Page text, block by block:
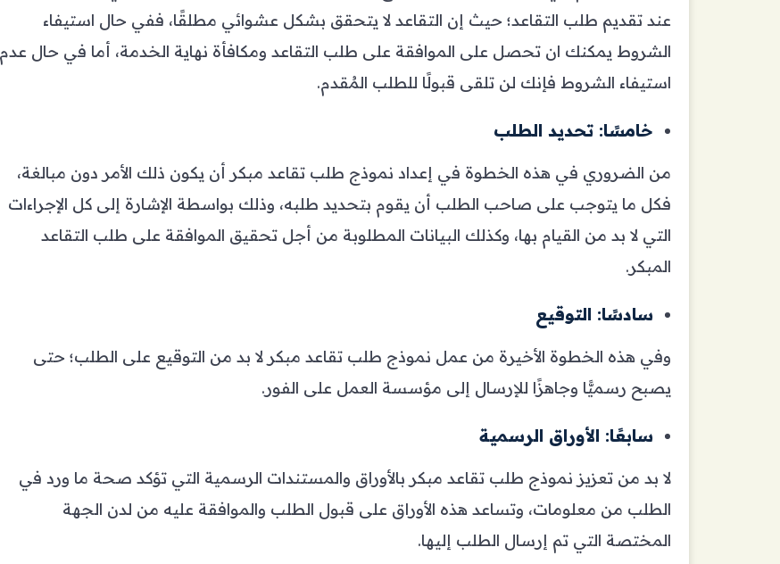
عند تقديم طلب التقاعد؛ حيث إن التقاعد لا يتحقق بشكل عشوائي مطلقًا، ففي حال استيفاء
الشروط يمكنك ان تحصل على الموافقة على طلب التقاعد ومكافأة نهاية الخدمة، أما في حال عدم
استيفاء الشروط فإنك لن تلقى قبولًا للطلب المُقدم.
خامسًا: تحديد الطلب
من الضروري في هذه الخطوة في إعداد نموذج طلب تقاعد مبكر أن يكون ذلك الأمر دون مبالغة،
فكل ما يتوجب على صاحب الطلب أن يقوم بتحديد طلبه، وذلك بواسطة الإشارة إلى كل الإجراءات
التي لا بد من القيام بها، وكذلك البيانات المطلوبة من أجل تحقيق الموافقة على طلب التقاعد
المبكر.
سادسًا: التوقيع
وفي هذه الخطوة الأخيرة من عمل نموذج طلب تقاعد مبكر لا بد من التوقيع على الطلب؛ حتى
يصبح رسميًّا وجاهزًا للإرسال إلى مؤسسة العمل على الفور.
سابعًا: الأوراق الرسمية
لا بد من تعزيز نموذج طلب تقاعد مبكر بالأوراق والمستندات الرسمية التي تؤكد صحة ما ورد في
الطلب من معلومات، وتساعد هذه الأوراق على قبول الطلب والموافقة عليه من لدن الجهة
المختصة التي تم إرسال الطلب إليها.